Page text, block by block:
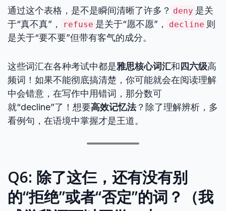
通过这个表格，是不是瞬间清晰了许多？ deny 是关
于“真不真”，
refuse 是关于“愿不愿”， decline 则
是关于“要不要”但带有客气的成分。
这些词汇在各种考试中都是雅思核心词汇和 四六级高
频词！如果不能彻底搞清楚，你可能就会在阅读理解
中会错意，在写作中用错词，那分数可
就“decline”了！想要高效记忆法？除了理解辨析，多
看例句，在语境中掌握才是王道。
Q6: 除了这仨，还有没有别
的“拒绝”或者“否定”的词？（我